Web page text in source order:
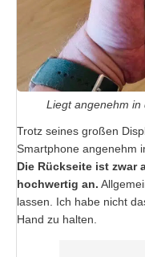
Liegt angenehm in
Trotz seines großen
Smartphone angenehm
Die Rückseite ist zwar
hochwertig an.
lassen. Ich habe nicht
Hand zu halten.